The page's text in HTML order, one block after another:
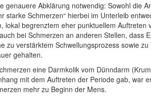
genauere Abklärung notwendig: Sowohl die
starke Schmerzen“ hierbei im Unterleib
lokal begrenztem eher punktuellem
bei Schmerzen an anderen Stellen,
zu verstärktem Schwellungsprozess sowie
gehalten.
eine Darmkolik vom Dünndarm
mit dem Auftreten der Periode gab, war
mehr zu Beginn der Mens.